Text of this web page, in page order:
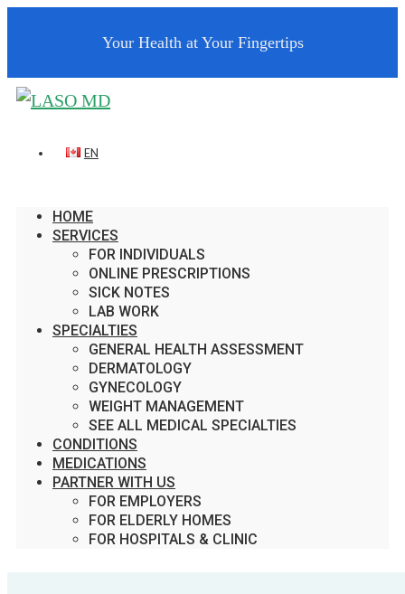
Your Health at Your Fingertips
EN
HOME
SERVICES
FOR INDIVIDUALS
ONLINE PRESCRIPTIONS
SICK NOTES
LAB WORK
SPECIALTIES
GENERAL HEALTH ASSESSMENT
DERMATOLOGY
GYNECOLOGY
WEIGHT MANAGEMENT
SEE ALL MEDICAL SPECIALTIES
CONDITIONS
MEDICATIONS
PARTNER WITH US
FOR EMPLOYERS
FOR ELDERLY HOMES
FOR HOSPITALS & CLINIC